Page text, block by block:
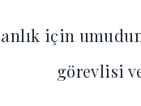
için
görevlisi